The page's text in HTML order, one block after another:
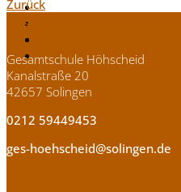
Zurück
Adresse
Gesamtschule Höhscheid
Kanalstraße 20
42657 Solingen
0212 59449453
ges-hoehscheid@solingen.de